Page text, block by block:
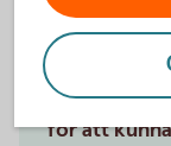
Varje
coacher.
De
för att